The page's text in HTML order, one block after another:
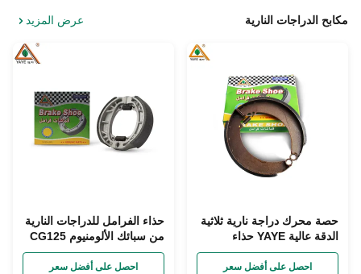
مكابح الدراجات النارية عرض المزيد
حصة محرك دراجة نارية ثلاثية
الدقة عالية YAYE حذاء
الفرامل
احصل على أفضل سعر
حذاء الفرامل للدراجات النارية
من سبائك الألومنيوم CG125
CG150 CG200 وسائد
الفرامل الخلفية والجبهة
احصل على أفضل سعر